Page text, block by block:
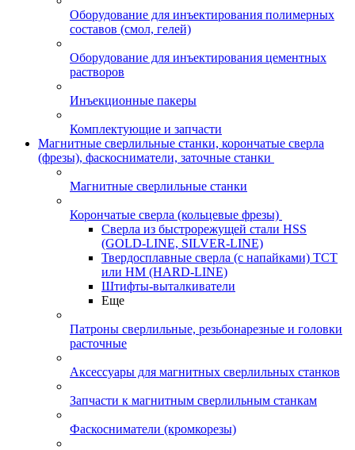
Оборудование для инъектирования полимерных
составов (смол, гелей)
Оборудование для инъектирования цементных
растворов
Инъекционные пакеры
Комплектующие и запчасти
Магнитные сверлильные станки, корончатые сверла
(фрезы), фаскосниматели, заточные станки
Магнитные сверлильные станки
Корончатые сверла (кольцевые фрезы)
Сверла из быстрорежущей стали HSS
(GOLD-LINE, SILVER-LINE)
Твердосплавные сверла (с напайками) ТСТ
или HM (HARD-LINE)
Штифты-выталкиватели
Еще
Патроны сверлильные, резьбонарезные и головки
расточные
Аксессуары для магнитных сверлильных станков
Запчасти к магнитным сверлильным станкам
Фаскосниматели (кромкорезы)